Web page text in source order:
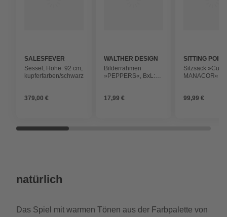
SALESFEVER
Sessel, Höhe: 92 cm,
kupferfarben/schwarz
379,00 €
WALTHER DESIGN
Bilderrahmen
»PEPPERS«, BxL:
17,99 €
SITTING POINT
Sitzsack »Cube
MANACOR«,
99,99 €
natürlich
Das Spiel mit warmen Tönen aus der Farbpalette von